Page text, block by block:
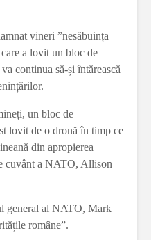
vineri ”nesăbuința
a lovit un bloc de
continua să-și întărească
un bloc de
lovit de o dronă în timp ce
din apropierea
cuvânt a NATO, Allison
general al NATO, Mark
române”.